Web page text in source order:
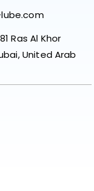
Ras Al Khor
United Arab